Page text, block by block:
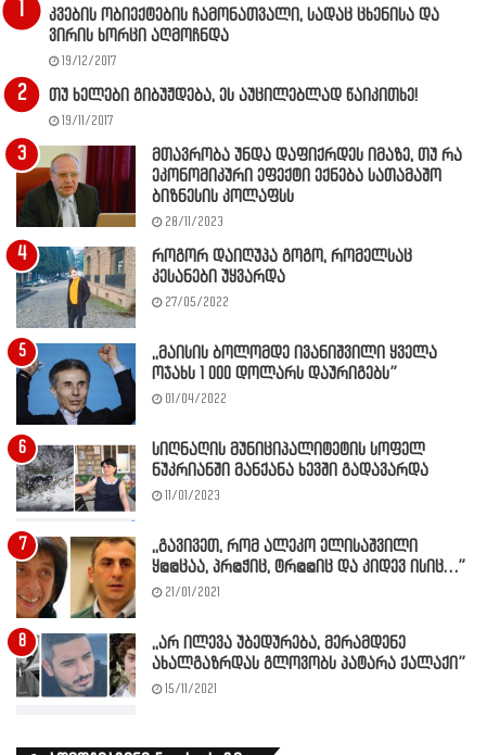
კვების ობიექტების ჩამონათვალი, სადაც ცხენისა და
ვირის ხორცი აღმოჩნდა
19/12/2017
თუ ხელები გიბუჟდება, ეს აუცილებლად წაიკითხე!
19/11/2017
მთავრობა უნდა დაფიქრდეს იმაზე, თუ რა
ეკონომიკური ეფექტი ექნება სათამაშო
ბიზნესის კოლაფსს
28/11/2023
როგორ დაიღუპა გოგო, რომელსაც
კესანები უყვარდა
27/05/2022
,,მაისის ბოლომდე ივანიშვილი ყველა
ოჯახს 1 000 დოლარს დაურიგებს”
01/04/2022
სიღნაღის მუნიციპალიტეტის სოფელ
ნუკრიანში მანქანა ხევში გადავარდა
11/01/2023
,,გავივეთ, რომ ალეკო ელისაშვილი
ყ@@ცაა, პრ@ჭიც, ტრ@@იც და კიდევ ისიც…”
21/01/2021
,,არ ილევა უბედურება, მერამდენე
ახალგაზრდას გლოვობს პატარა ქალაქი”
15/11/2021